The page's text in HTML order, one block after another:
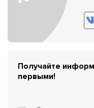
Получайте
первыми!